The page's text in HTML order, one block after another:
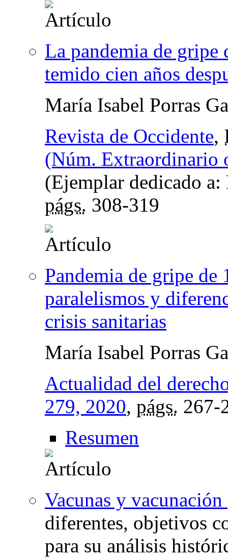
La pandemia de
temido cien años
María Isabel Porras
Revista de Occidente,
(Núm. Extraordinario
(Ejemplar dedicado
págs. 308-319
Pandemia de gripe
paralelismos y
crisis sanitarias
María Isabel Porras
Actualidad del
279, 2020, págs. 267-
Resumen
Vacunas y
diferentes, objetivos
para su análisis